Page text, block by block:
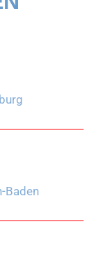
Baden